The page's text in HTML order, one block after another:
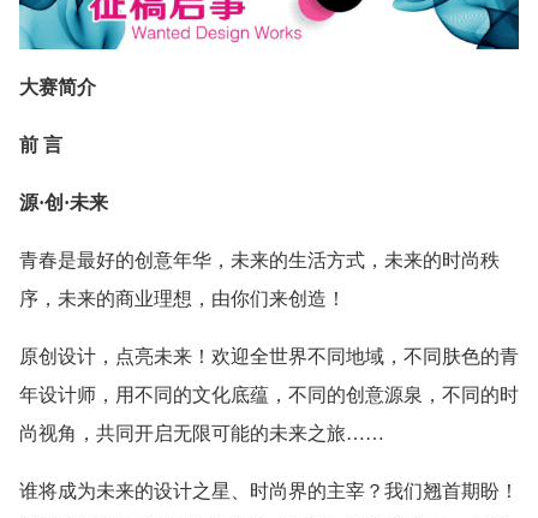
大赛简介
前 言
源·创·未来
青春是最好的创意年华，未来的生活方式，未来的时尚秩
序，未来的商业理想，由你们来创造！
原创设计，点亮未来！欢迎全世界不同地域，不同肤色的青
年设计师，用不同的文化底蕴，不同的创意源泉，不同的时
尚视角，共同开启无限可能的未来之旅……
谁将成为未来的设计之星、时尚界的主宰？我们翘首期盼！